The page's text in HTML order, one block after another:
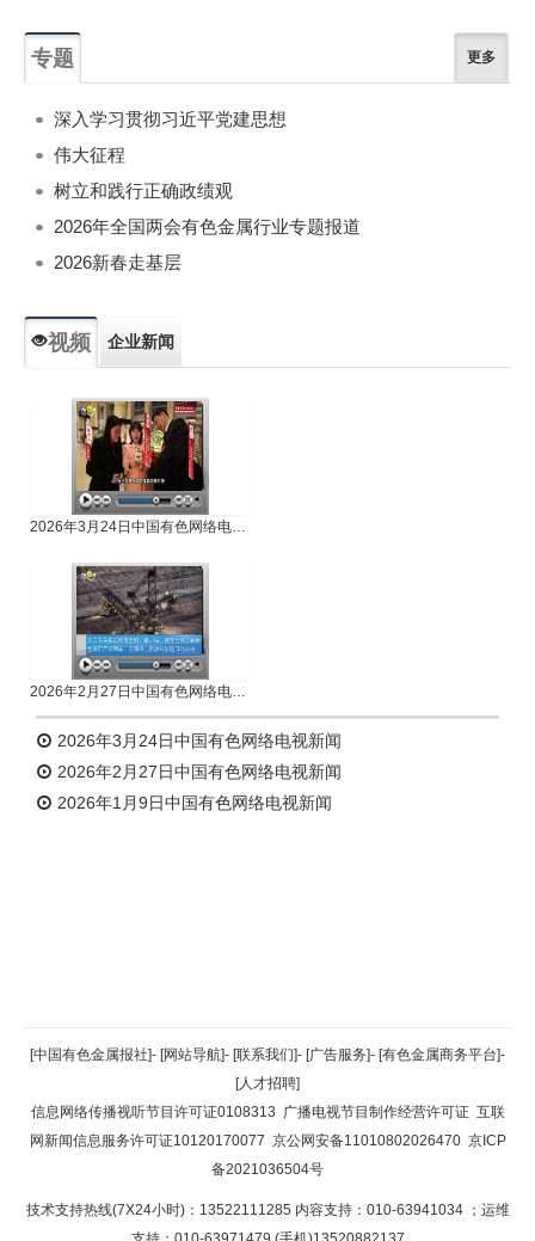
专题 更多
深入学习贯彻习近平党建思想
伟大征程
树立和践行正确政绩观
2026年全国两会有色金属行业专题报道
2026新春走基层
视频 企业新闻
2026年3月24日中国有色网络电视新闻
2026年2月27日中国有色网络电视新闻
2026年3月24日中国有色网络电视新闻
2026年2月27日中国有色网络电视新闻
2026年1月9日中国有色网络电视新闻
返回顶部
返回首页
[中国有色金属报社]- [网站导航]- [联系我们]- [广告服务]- [有色金属商务平台]-
[人才招聘]
信息网络传播视听节目许可证0108313 广播电视节目制作经营许可证 互联
网新闻信息服务许可证10120170077 京公网安备11010802026470 京ICP
备2021036504号
技术支持热线(7X24小时)：13522111285 内容支持：010-63941034 ；运维